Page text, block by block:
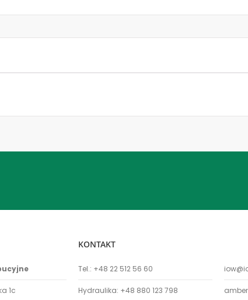
1c
KONTAKT
Tel.: +48 22 512 56 60
Hydraulika: +48 880 123 798